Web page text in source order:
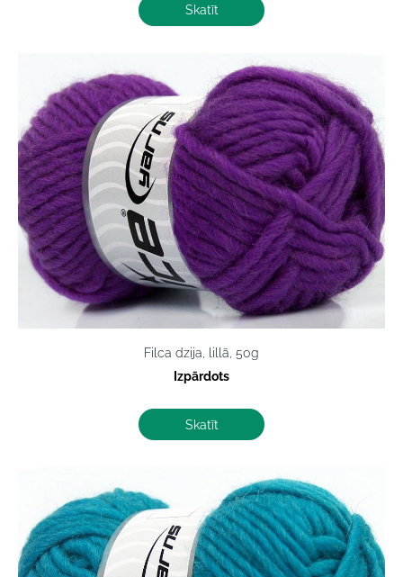
Skatīt
Filca dzija, lillā, 50g
Izpārdots
Skatīt